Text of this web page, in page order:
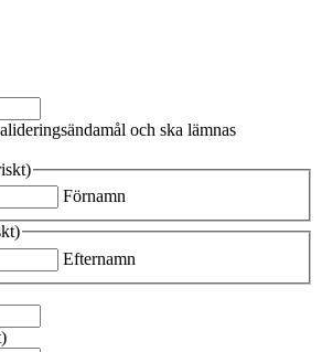
och ska lämnas
Förnamn
Efternamn